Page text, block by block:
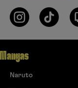
Mangas
Naruto